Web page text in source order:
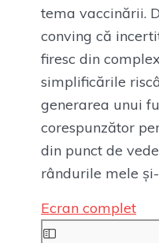
tema vaccinării.
conving că
firesc din
simplificările
generarea unui
corespunzător
din punct de
rândurile mele
Ecran complet
Skip